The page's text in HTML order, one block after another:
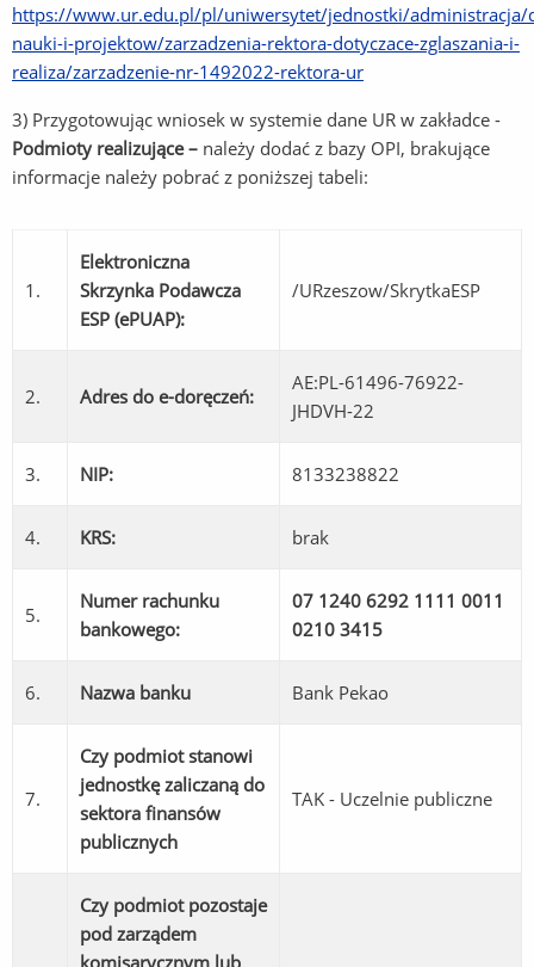
https://www.ur.edu.pl/pl/uniwersytet/jednostki/administracja/
nauki-i-projektow/zarzadzenia-rektora-dotyczace-zglaszania-i-
realiza/zarzadzenie-nr-1492022-rektora-ur
3) Przygotowując wniosek w systemie dane UR w zakładce -
Podmioty realizujące – należy dodać z bazy OPI, brakujące
informacje należy pobrać z poniższej tabeli:
1.
Elektroniczna
Skrzynka Podawcza
ESP (ePUAP):
/URzeszow/SkrytkaESP
2. Adres do e-doręczeń:
AE:PL-61496-76922-
JHDVH-22
3. NIP: 8133238822
4. KRS: brak
5.
Numer rachunku
bankowego:
07 1240 6292 1111 0011
0210 3415
6. Nazwa banku Bank Pekao
7.
Czy podmiot stanowi
jednostkę zaliczaną do
sektora finansów
publicznych
TAK - Uczelnie publiczne
Czy podmiot pozostaje
pod zarządem
komisarycznym lub